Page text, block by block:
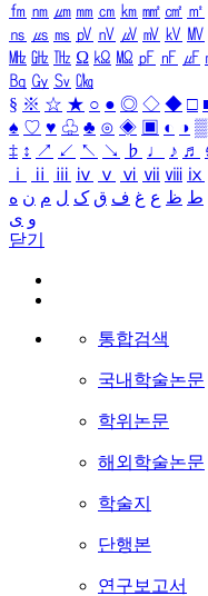
㎙ ㎚ ㎛ ㎜ ㎝ ㎞ ㎟ ㎠ ㎡
㎱ ㎲ ㎳ ㎴ ㎵ ㎶ ㎷ ㎸ ㎹
㎒ ㎓ ㎔ Ω ㏀ ㏁ ㎊ ㎋ ㎌
㏃ ㏉ ㏜ ㏆
§ ※ ☆ ★ ○ ● ◎ ◇ ◆ □
♠ ♡ ♥ ♧ ♣ ⊙ ◈ ▣ ◐ ◑ ▒
‡ ↕ ↗ ↙ ↖ ↘ ♭ ♩ ♪ ♬
ⅰ
ⅱ ⅲ ⅳ ⅴ ⅵ ⅶ ⅷ ⅸ
ط ظ ع غ ف ق ک ل م ن ه
و ی
닫기
통합검색
국내학술논문
학위논문
해외학술논문
학술지
단행본
연구보고서